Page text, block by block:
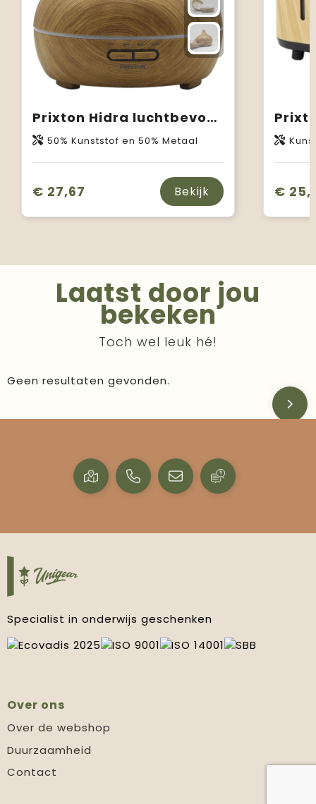
Prixton Hidra luchtbevochtiger
50% Kunststof en 50% Metaal
€ 27,67 Bekijk €
Laatst door jou
bekeken
Toch wel leuk hé!
Geen resultaten gevonden.
Specialist in onderwijs geschenken
Over ons
Over de webshop
Duurzaamheid
Contact